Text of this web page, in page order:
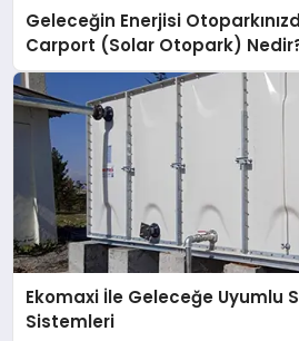
Geleceğin Enerjisi
Carport (Solar Otopark)
Ekomaxi İle Geleceğe Uyumlu
Sistemleri